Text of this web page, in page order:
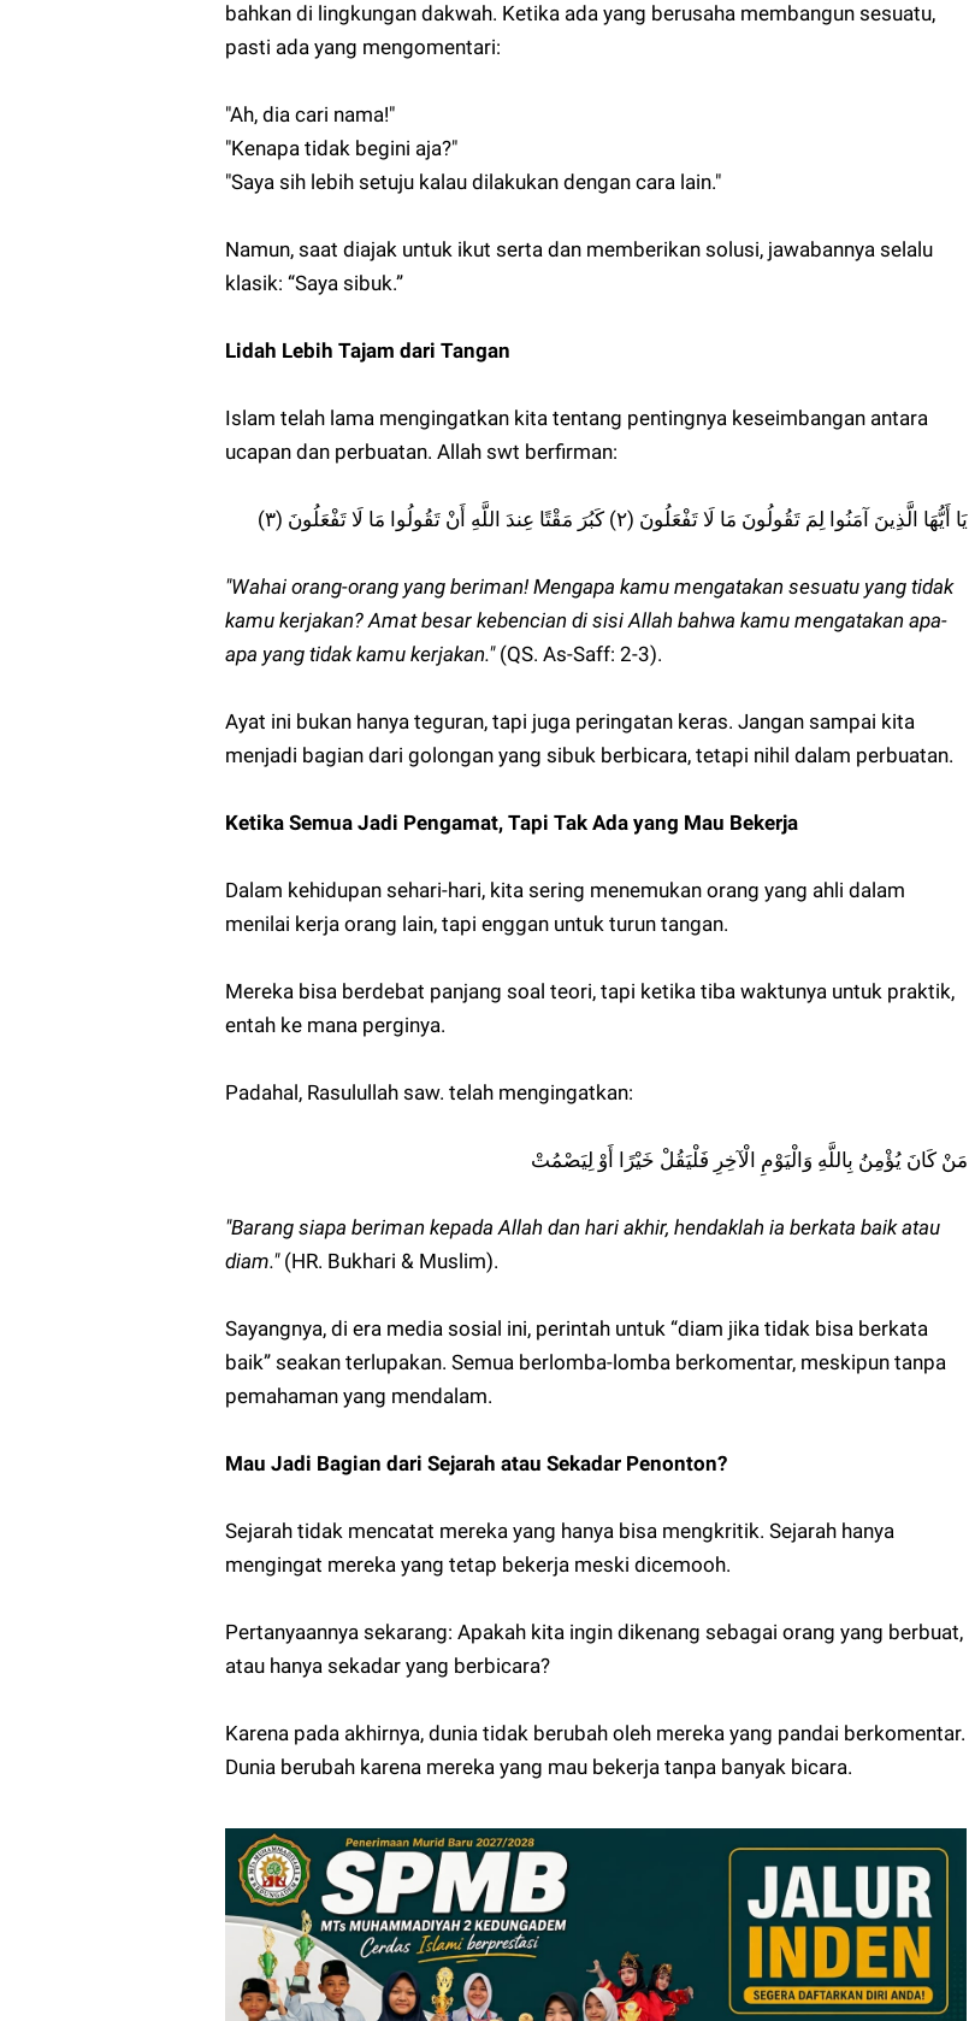
bahkan di lingkungan dakwah. Ketika ada yang berusaha membangun sesuatu,
pasti ada yang mengomentari:
"Ah, dia cari nama!"
"Kenapa tidak begini aja?"
"Saya sih lebih setuju kalau dilakukan dengan cara lain."
Namun, saat diajak untuk ikut serta dan memberikan solusi, jawabannya selalu
klasik: “Saya sibuk.”
Lidah Lebih Tajam dari Tangan
Islam telah lama mengingatkan kita tentang pentingnya keseimbangan antara
ucapan dan perbuatan. Allah swt berfirman:
يَا أَيُّهَا الَّذِينَ آمَنُوا لِمَ تَقُولُونَ مَا لَا تَفْعَلُونَ (٢) كَبُرَ مَقْتًا عِندَ اللَّهِ أَنْ تَقُولُوا مَا لَا تَفْعَلُونَ (٣)
"Wahai orang-orang yang beriman! Mengapa kamu mengatakan sesuatu yang tidak
kamu kerjakan? Amat besar kebencian di sisi Allah bahwa kamu mengatakan apa-
apa yang tidak kamu kerjakan."(QS. As-Saff: 2-3).
Ayat ini bukan hanya teguran, tapi juga peringatan keras. Jangan sampai kita
menjadi bagian dari golongan yang sibuk berbicara, tetapi nihil dalam perbuatan.
Ketika Semua Jadi Pengamat, Tapi Tak Ada yang Mau Bekerja
Dalam kehidupan sehari-hari, kita sering menemukan orang yang ahli dalam
menilai kerja orang lain, tapi enggan untuk turun tangan.
Mereka bisa berdebat panjang soal teori, tapi ketika tiba waktunya untuk praktik,
entah ke mana perginya.
Padahal, Rasulullah saw. telah mengingatkan:
مَنْ كَانَ يُؤْمِنُ بِاللَّهِ وَالْيَوْمِ الْآخِرِ فَلْيَقُلْ خَيْرًا أَوْ لِيَصْمُتْ
"Barang siapa beriman kepada Allah dan hari akhir, hendaklah ia berkata baik atau
diam."(HR. Bukhari & Muslim).
Sayangnya, di era media sosial ini, perintah untuk “diam jika tidak bisa berkata
baik” seakan terlupakan. Semua berlomba-lomba berkomentar, meskipun tanpa
pemahaman yang mendalam.
Mau Jadi Bagian dari Sejarah atau Sekadar Penonton?
Sejarah tidak mencatat mereka yang hanya bisa mengkritik. Sejarah hanya
mengingat mereka yang tetap bekerja meski dicemooh.
Pertanyaannya sekarang: Apakah kita ingin dikenang sebagai orang yang berbuat,
atau hanya sekadar yang berbicara?
Karena pada akhirnya, dunia tidak berubah oleh mereka yang pandai berkomentar.
Dunia berubah karena mereka yang mau bekerja tanpa banyak bicara.